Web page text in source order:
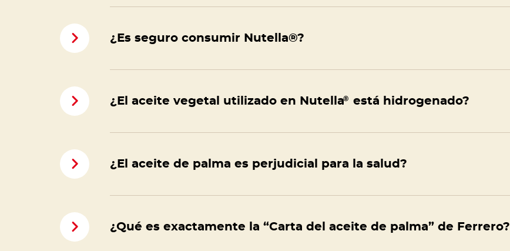
¿Es seguro consumir Nutella®?
¿El aceite vegetal utilizado en Nutella® está hidrogenado?
¿El aceite de palma es perjudicial para la salud?
¿Qué es exactamente la “Carta del aceite de palma” de Ferrero?